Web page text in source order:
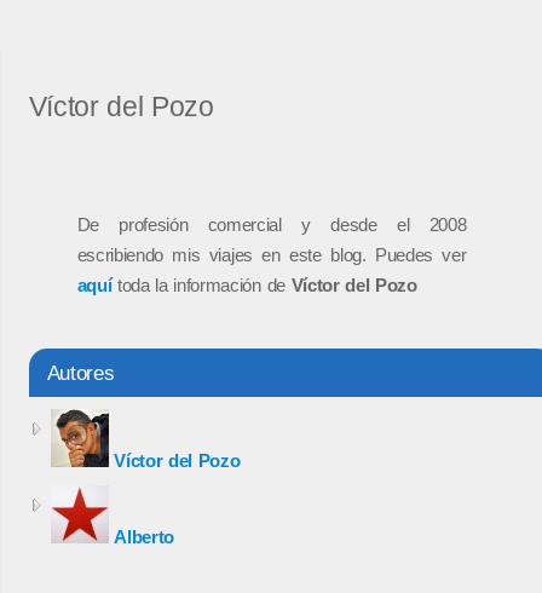
Víctor del Pozo
De profesión comercial y desde el 2008
escribiendo mis viajes en este blog. Puedes ver
aquítoda la información de Víctor del Pozo
Autores
Víctor del Pozo
Alberto